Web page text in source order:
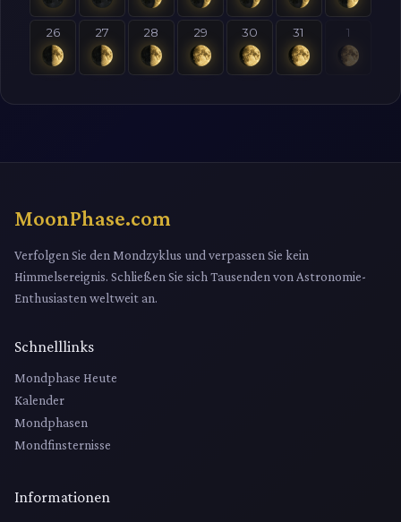
26 27 28 29 30 31 1
MoonPhase.com
Verfolgen Sie den Mondzyklus und verpassen Sie kein
Himmelsereignis. Schließen Sie sich Tausenden von Astronomie-
Enthusiasten weltweit an.
Schnelllinks
Mondphase Heute
Kalender
Mondphasen
Mondfinsternisse
Informationen